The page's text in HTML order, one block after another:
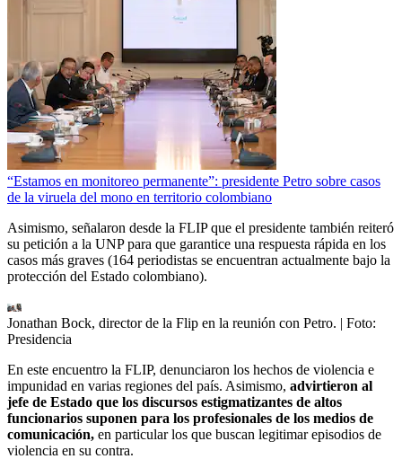
“Estamos en monitoreo permanente”: presidente Petro sobre casos
de la viruela del mono en territorio colombiano
Asimismo, señalaron desde la FLIP que el presidente también reiteró
su petición a la UNP para que garantice una respuesta rápida en los
casos más graves (164 periodistas se encuentran actualmente bajo la
protección del Estado colombiano).
Jonathan Bock, director de la Flip en la reunión con Petro. | Foto:
Presidencia
En este encuentro la FLIP, denunciaron los hechos de violencia e
impunidad en varias regiones del país. Asimismo, advirtieron al
jefe de Estado que los discursos estigmatizantes de altos
funcionarios suponen para los profesionales de los medios de
comunicación, en particular los que buscan legitimar episodios de
violencia en su contra.